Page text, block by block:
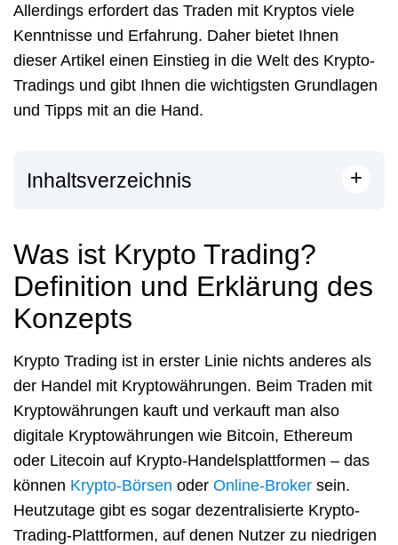
Allerdings erfordert das Traden mit Kryptos viele
Kenntnisse und Erfahrung. Daher bietet Ihnen
dieser Artikel einen Einstieg in die Welt des Krypto-
Tradings und gibt Ihnen die wichtigsten Grundlagen
und Tipps mit an die Hand.
Inhaltsverzeichnis +
Was ist Krypto Trading?
Definition und Erklärung des
Konzepts
Krypto Trading ist in erster Linie nichts anderes als
der Handel mit Kryptowährungen. Beim Traden mit
Kryptowährungen kauft und verkauft man also
digitale Kryptowährungen wie Bitcoin, Ethereum
oder Litecoin auf Krypto-Handelsplattformen – das
können Krypto-Börsen oder Online-Broker sein.
Heutzutage gibt es sogar dezentralisierte Krypto-
Trading-Plattformen, auf denen Nutzer zu niedrigen